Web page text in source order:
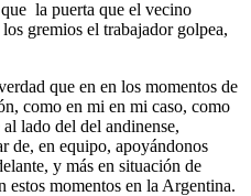
la puerta que el vecino
gremios el trabajador golpea,
que en en los momentos de
como en mi en mi caso, como
lado del del andinense,
de, en equipo, apoyándonos
y más en situación de
estos momentos en la Argentina.